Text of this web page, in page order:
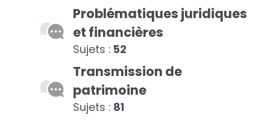
Problématiques juridiques
et financières
Sujets : 52
Transmission de
patrimoine
Sujets : 81